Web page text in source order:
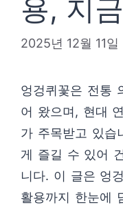
용, 지
2025년 12월 11일
엉겅퀴꽃은 전통
어 왔으며, 현대
가 주목받고 있습
게 즐길 수 있어
니다. 이 글은 엉
활용까지 한눈에